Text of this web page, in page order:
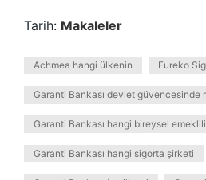
Tarih: Makaleler
Achmea hangi ülkenin Eureko
Garanti Bankası devlet güvencesinde
Garanti Bankası hangi bireysel
Garanti Bankası hangi sigorta şirketi